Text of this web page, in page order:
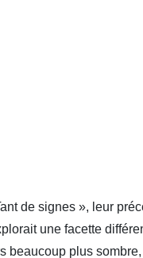
de signes », leur
une facette
plus